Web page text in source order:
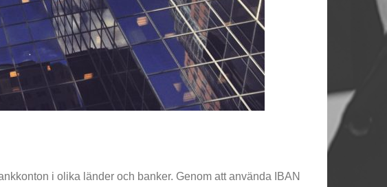
i olika länder och banker. Genom att använda IBAN